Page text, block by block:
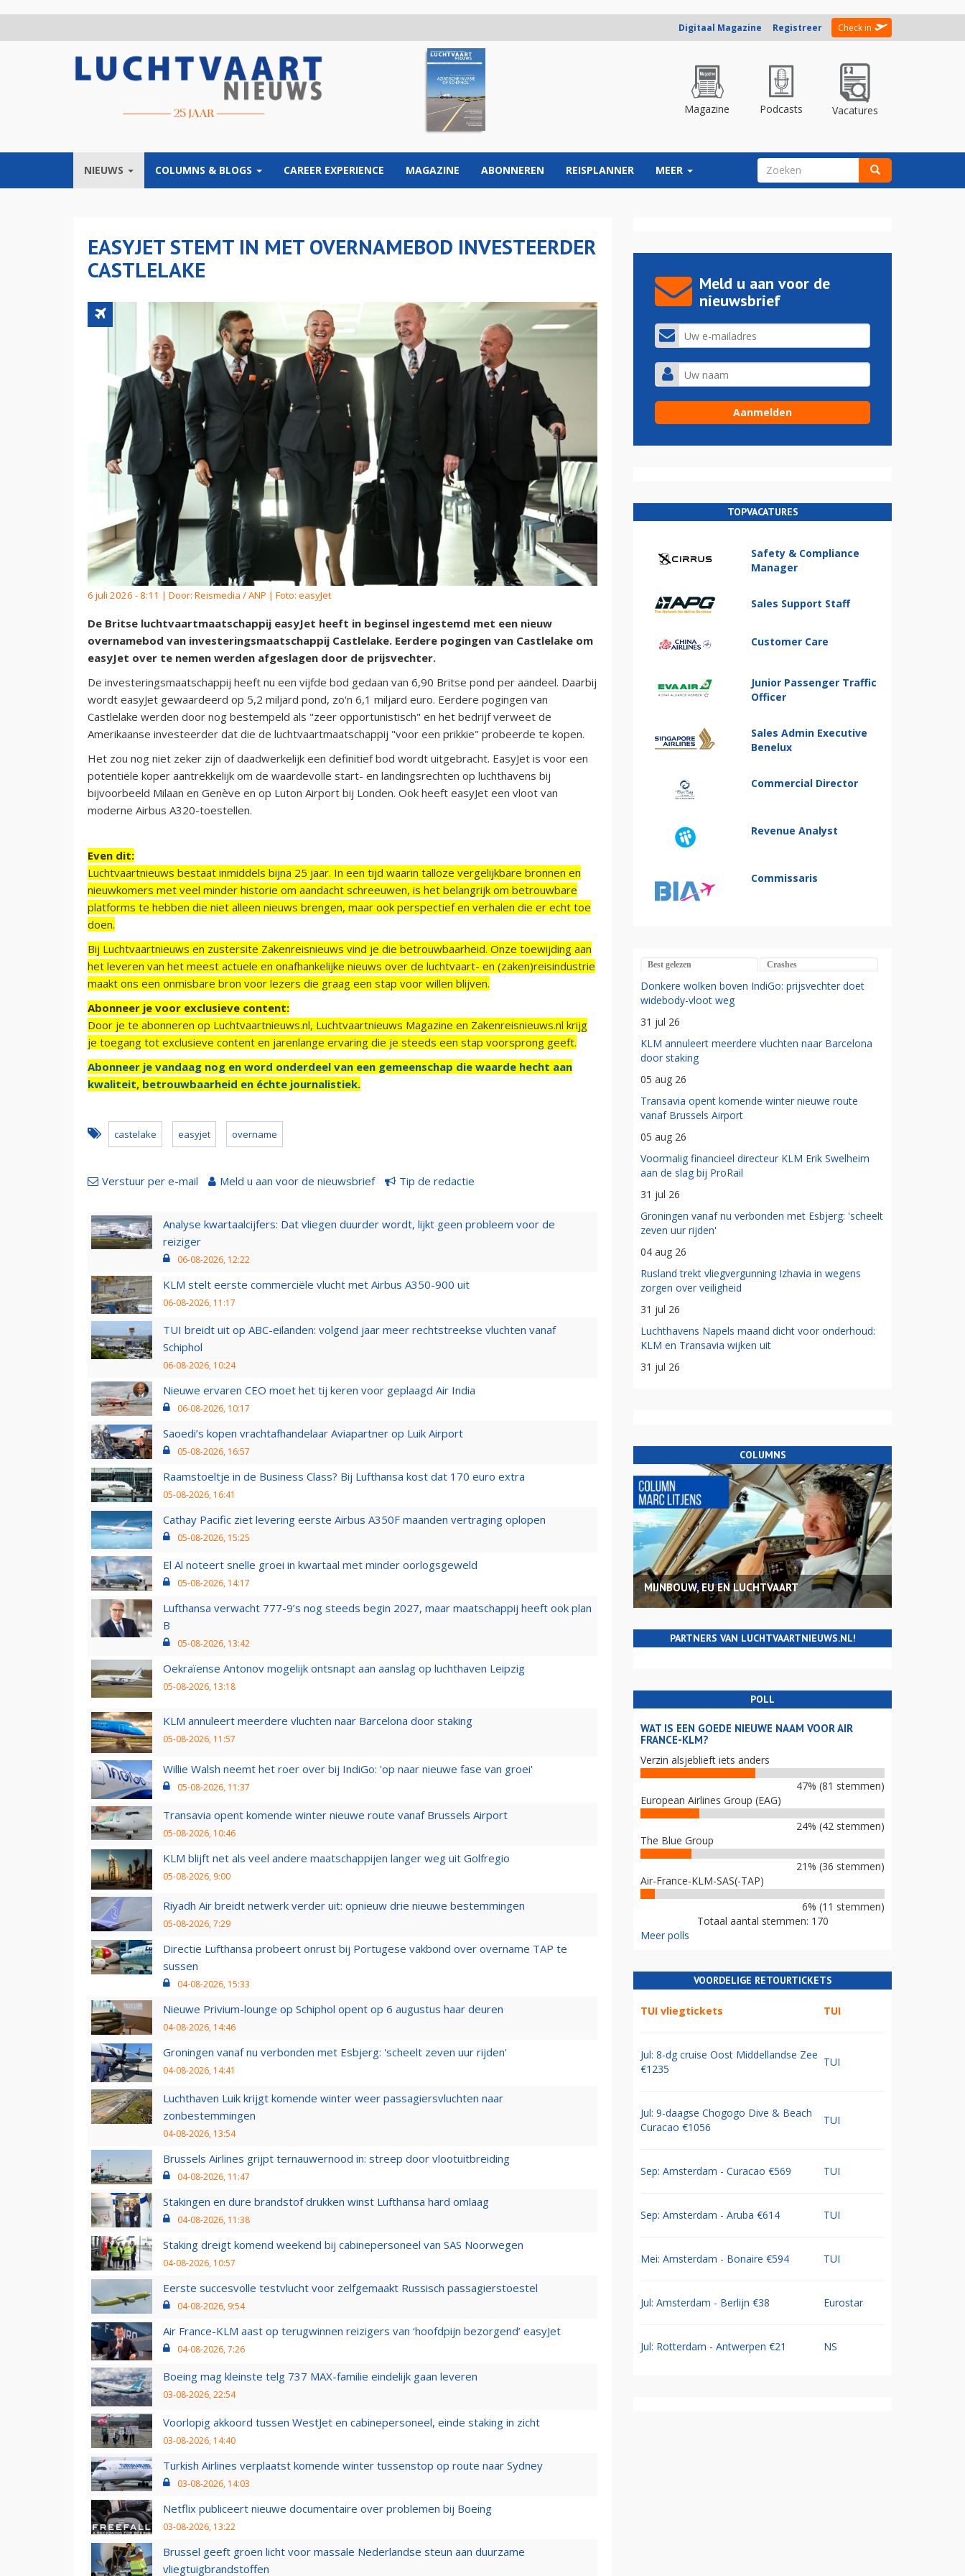
Digitaal Magazine Registreer Check in
Magazine Podcasts Vacatures
NIEUWS COLUMNS & BLOGS CAREER EXPERIENCE MAGAZINE ABONNEREN REISPLANNER MEER ZOEKVELD
EASYJET STEMT IN MET OVERNAMEBOD INVESTEERDER
CASTLELAKE
6 juli 2026 - 8:11 | Door: Reismedia / ANP | Foto: easyJet
De Britse luchtvaartmaatschappij easyJet heeft in beginsel ingestemd met een nieuw
overnamebod van investeringsmaatschappij Castlelake. Eerdere pogingen van Castlelake om
easyJet over te nemen werden afgeslagen door de prijsvechter.
De investeringsmaatschappij heeft nu een vijfde bod gedaan van 6,90 Britse pond per aandeel. Daarbij
wordt easyJet gewaardeerd op 5,2 miljard pond, zo'n 6,1 miljard euro. Eerdere pogingen van
Castlelake werden door nog bestempeld als "zeer opportunistisch" en het bedrijf verweet de
Amerikaanse investeerder dat die de luchtvaartmaatschappij "voor een prikkie" probeerde te kopen.
Het zou nog niet zeker zijn of daadwerkelijk een definitief bod wordt uitgebracht. EasyJet is voor een
potentiële koper aantrekkelijk om de waardevolle start- en landingsrechten op luchthavens bij
bijvoorbeeld Milaan en Genève en op Luton Airport bij Londen. Ook heeft easyJet een vloot van
moderne Airbus A320-toestellen.
Even dit:
Luchtvaartnieuws bestaat inmiddels bijna 25 jaar. In een tijd waarin talloze vergelijkbare bronnen en
nieuwkomers met veel minder historie om aandacht schreeuwen, is het belangrijk om betrouwbare
platforms te hebben die niet alleen nieuws brengen, maar ook perspectief en verhalen die er echt toe
doen.
Bij Luchtvaartnieuws en zustersite Zakenreisnieuws vind je die betrouwbaarheid. Onze toewijding aan
het leveren van het meest actuele en onafhankelijke nieuws over de luchtvaart- en (zaken)reisindustrie
maakt ons een onmisbare bron voor lezers die graag een stap voor willen blijven.
Abonneer je voor exclusieve content:
Door je te abonneren op Luchtvaartnieuws.nl, Luchtvaartnieuws Magazine en Zakenreisnieuws.nl krijg
je toegang tot exclusieve content en jarenlange ervaring die je steeds een stap voorsprong geeft.
Abonneer je vandaag nog en word onderdeel van een gemeenschap die waarde hecht aan
kwaliteit, betrouwbaarheid en échte journalistiek.
castelake easyjet overname
Verstuur per e-mail Meld u aan voor de nieuwsbrief Tip de redactie
Analyse kwartaalcijfers: Dat vliegen duurder wordt, lijkt geen probleem voor de
reiziger
06-08-2026, 12:22
KLM stelt eerste commerciële vlucht met Airbus A350-900 uit
06-08-2026, 11:17
TUI breidt uit op ABC-eilanden: volgend jaar meer rechtstreekse vluchten vanaf
Schiphol
06-08-2026, 10:24
Nieuwe ervaren CEO moet het tij keren voor geplaagd Air India
06-08-2026, 10:17
Saoedi’s kopen vrachtafhandelaar Aviapartner op Luik Airport
05-08-2026, 16:57
Raamstoeltje in de Business Class? Bij Lufthansa kost dat 170 euro extra
05-08-2026, 16:41
Cathay Pacific ziet levering eerste Airbus A350F maanden vertraging oplopen
05-08-2026, 15:25
El Al noteert snelle groei in kwartaal met minder oorlogsgeweld
05-08-2026, 14:17
Lufthansa verwacht 777-9’s nog steeds begin 2027, maar maatschappij heeft ook plan
B
05-08-2026, 13:42
Oekraïense Antonov mogelijk ontsnapt aan aanslag op luchthaven Leipzig
05-08-2026, 13:18
KLM annuleert meerdere vluchten naar Barcelona door staking
05-08-2026, 11:57
Willie Walsh neemt het roer over bij IndiGo: 'op naar nieuwe fase van groei'
05-08-2026, 11:37
Transavia opent komende winter nieuwe route vanaf Brussels Airport
05-08-2026, 10:46
KLM blijft net als veel andere maatschappijen langer weg uit Golfregio
05-08-2026, 9:00
Riyadh Air breidt netwerk verder uit: opnieuw drie nieuwe bestemmingen
05-08-2026, 7:29
Directie Lufthansa probeert onrust bij Portugese vakbond over overname TAP te
sussen
04-08-2026, 15:33
Nieuwe Privium-lounge op Schiphol opent op 6 augustus haar deuren
04-08-2026, 14:46
Groningen vanaf nu verbonden met Esbjerg: 'scheelt zeven uur rijden'
04-08-2026, 14:41
Luchthaven Luik krijgt komende winter weer passagiersvluchten naar
zonbestemmingen
04-08-2026, 13:54
Brussels Airlines grijpt ternauwernood in: streep door vlootuitbreiding
04-08-2026, 11:47
Stakingen en dure brandstof drukken winst Lufthansa hard omlaag
04-08-2026, 11:38
Staking dreigt komend weekend bij cabinepersoneel van SAS Noorwegen
04-08-2026, 10:57
Eerste succesvolle testvlucht voor zelfgemaakt Russisch passagierstoestel
04-08-2026, 9:54
Air France-KLM aast op terugwinnen reizigers van ‘hoofdpijn bezorgend’ easyJet
04-08-2026, 7:26
Boeing mag kleinste telg 737 MAX-familie eindelijk gaan leveren
03-08-2026, 22:54
Voorlopig akkoord tussen WestJet en cabinepersoneel, einde staking in zicht
03-08-2026, 14:40
Turkish Airlines verplaatst komende winter tussenstop op route naar Sydney
03-08-2026, 14:03
Netflix publiceert nieuwe documentaire over problemen bij Boeing
03-08-2026, 13:22
Brussel geeft groen licht voor massale Nederlandse steun aan duurzame
vliegtuigbrandstoffen
Meld u aan voor de
nieuwsbrief
TOPVACATURES
Safety & Compliance
Manager
Sales Support Staff
Customer Care
Junior Passenger Traffic
Officer
Sales Admin Executive
Benelux
Commercial Director
Revenue Analyst
Commissaris
Best gelezen Crashes
Donkere wolken boven IndiGo: prijsvechter doet
widebody-vloot weg
31 jul 26
KLM annuleert meerdere vluchten naar Barcelona
door staking
05 aug 26
Transavia opent komende winter nieuwe route
vanaf Brussels Airport
05 aug 26
Voormalig financieel directeur KLM Erik Swelheim
aan de slag bij ProRail
31 jul 26
Groningen vanaf nu verbonden met Esbjerg: 'scheelt
zeven uur rijden'
04 aug 26
Rusland trekt vliegvergunning Izhavia in wegens
zorgen over veiligheid
31 jul 26
Luchthavens Napels maand dicht voor onderhoud:
KLM en Transavia wijken uit
31 jul 26
COLUMNS
MIJNBOUW, EU EN LUCHTVAART
PARTNERS VAN LUCHTVAARTNIEUWS.NL!
POLL
WAT IS EEN GOEDE NIEUWE NAAM VOOR AIR
FRANCE-KLM?
Verzin alsjeblieft iets anders
47% (81 stemmen)
European Airlines Group (EAG)
24% (42 stemmen)
The Blue Group
21% (36 stemmen)
Air-France-KLM-SAS(-TAP)
6% (11 stemmen)
Totaal aantal stemmen: 170
Meer polls
VOORDELIGE RETOURTICKETS
TUI vliegtickets TUI
Jul: 8-dg cruise Oost Middellandse Zee
€1235
TUI
Jul: 9-daagse Chogogo Dive & Beach
Curacao €1056
TUI
Sep: Amsterdam - Curacao €569 TUI
Sep: Amsterdam - Aruba €614 TUI
Mei: Amsterdam - Bonaire €594 TUI
Jul: Amsterdam - Berlijn €38 Eurostar
Jul: Rotterdam - Antwerpen €21 NS